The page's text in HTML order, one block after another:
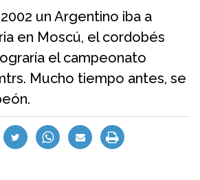
un Argentino iba a
en Moscú, el cordobés
el campeonato
Mucho tiempo antes, se